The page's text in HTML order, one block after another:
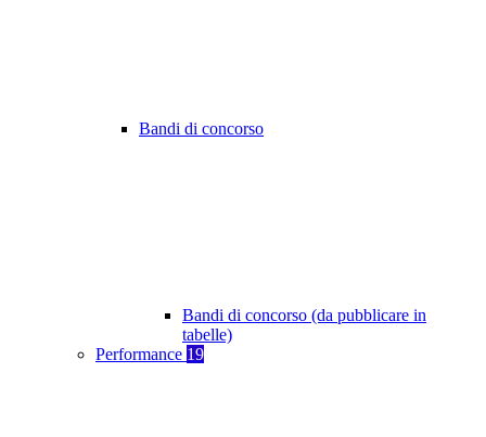
Bandi di concorso
Bandi di concorso (da pubblicare in
tabelle)
Performance 19